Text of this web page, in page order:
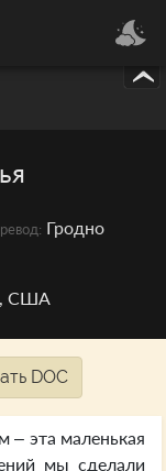
Гродно
США
DOC
– эта маленькая
мы сделали